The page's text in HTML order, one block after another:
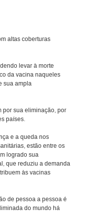
altas coberturas
levar à morte
da vacina naqueles
sua ampla
por sua eliminação, por
países.
e a queda nos
estão entre os
logrado sua
que reduziu a demanda
às vacinas
de pessoa a pessoa é
do mundo há